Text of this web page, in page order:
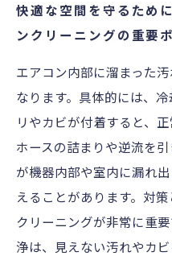
快適な空間を守るため
ンクリーニングの重要
エアコン内部に溜まった
なります。具体的には、
リやカビが付着すると、
ホースの詰まりや逆流を
が機器内部や室内に漏れ
えることがあります。対
クリーニングが非常に重
浄は、見えない汚れやカ